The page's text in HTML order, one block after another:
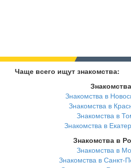
Чаще всего ищут знакомства:
Знакомства
Знакомства в
Знакомства в
Знакомства в
Знакомства в
Знакомства в
Знакомства в
Знакомства в Санкт-